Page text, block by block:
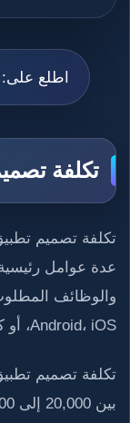
اطلع على:
تكلفة
تكلفة تصميم
عدة عوامل
والوظائف
Android، iOS، أو كليهما، وتصميم واجهات المستخدم.
تكلفة تصميم